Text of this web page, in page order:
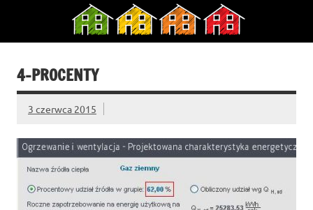
4-PROCENTY
3 czerwca 2015